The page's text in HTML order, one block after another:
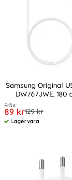
Samsung Original
DW767JWE, 180
Art. nr 210764
Från
rea pris
89 krtidigare pris
129 kr
Tillgänglighet:
Lagervara
Original